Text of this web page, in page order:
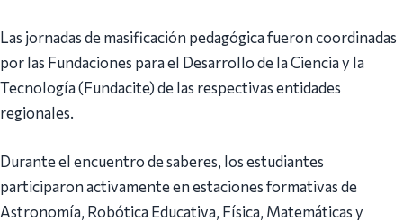
Las jornadas de masificación pedagógica fueron coordinadas
por las Fundaciones para el Desarrollo de la Ciencia y la
Tecnología (Fundacite) de las respectivas entidades
regionales.
Durante el encuentro de saberes, los estudiantes
participaron activamente en estaciones formativas de
Astronomía, Robótica Educativa, Física, Matemáticas y